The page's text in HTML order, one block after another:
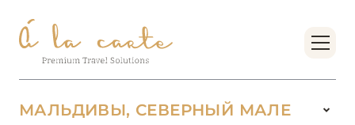
МАЛЬДИВЫ, СЕВЕРНЫЙ МАЛЕ